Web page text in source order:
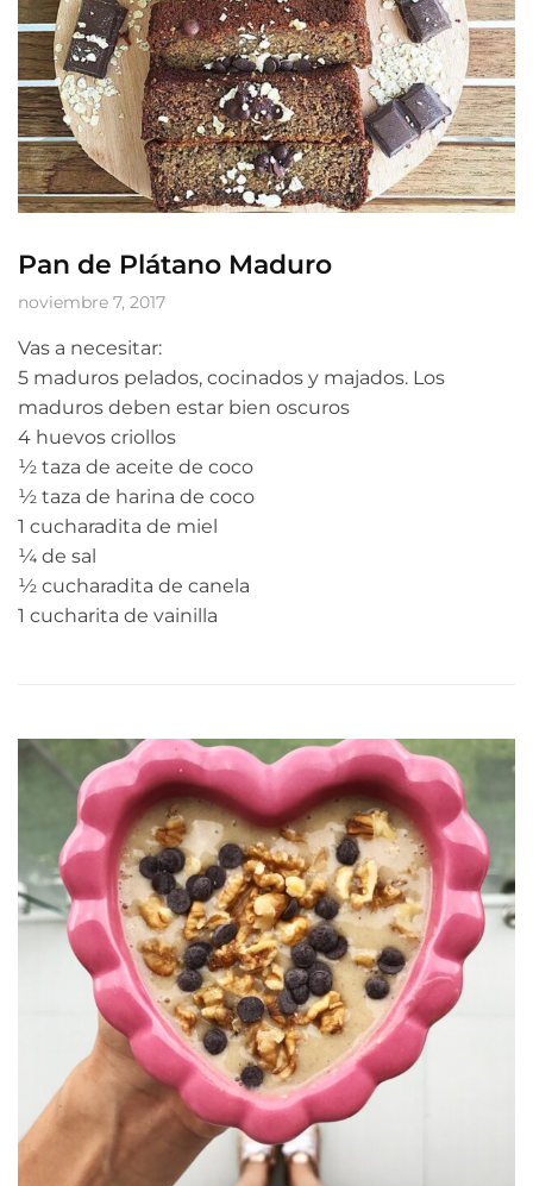
Pan de Plátano Maduro
noviembre 7, 2017
Vas a necesitar:
5 maduros pelados, cocinados y majados. Los
maduros deben estar bien oscuros
4 huevos criollos
½ taza de aceite de coco
½ taza de harina de coco
1 cucharadita de miel
¼ de sal
½ cucharadita de canela
1 cucharita de vainilla